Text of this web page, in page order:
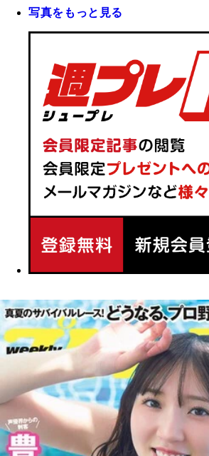
写真をもっと見る